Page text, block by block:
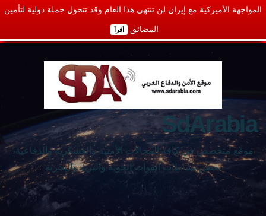
المواجهة الأميركية مع إيران لن تنتهي هذا العام وقد تتحول حملة دولية لتأمين
المضائق أقرأ
SdArabia
موقع متخصص في كافة المجالات الأمنية والعسكرية والدفاعية،
يغطي نشاطات القوات الجوية والبرية والبحرية